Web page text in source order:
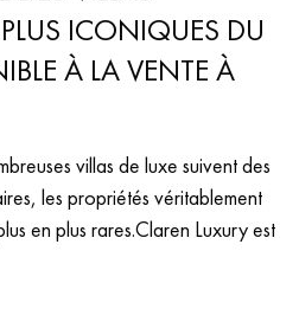
PLUS ICONIQUES DU
À LA VENTE À
villas de luxe suivent des
les propriétés véritablement
en plus rares.Claren Luxury est